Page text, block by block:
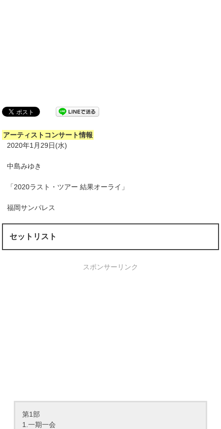
アーティストコンサート情報
2020年1月29日(水)
中島みゆき
「2020ラスト・ツアー 結果オーライ」
福岡サンパレス
セットリスト
スポンサーリンク
第1部
1.一期一会